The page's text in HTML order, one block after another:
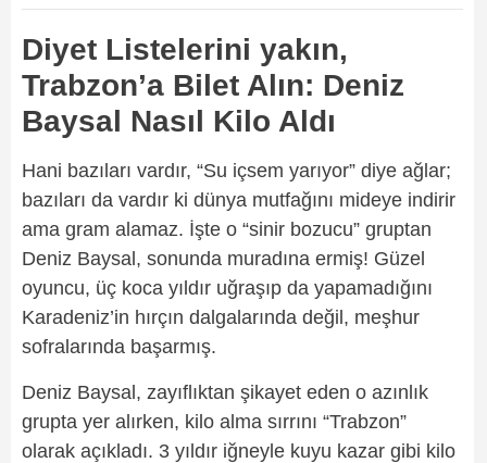
Diyet Listelerini yakın,
Trabzon’a Bilet Alın: Deniz
Baysal Nasıl Kilo Aldı
Hani bazıları vardır, “Su içsem yarıyor” diye ağlar;
bazıları da vardır ki dünya mutfağını mideye indirir
ama gram alamaz. İşte o “sinir bozucu” gruptan
Deniz Baysal, sonunda muradına ermiş! Güzel
oyuncu, üç koca yıldır uğraşıp da yapamadığını
Karadeniz’in hırçın dalgalarında değil, meşhur
sofralarında başarmış.
Deniz Baysal, zayıflıktan şikayet eden o azınlık
grupta yer alırken, kilo alma sırrını “Trabzon”
olarak açıkladı. 3 yıldır iğneyle kuyu kazar gibi kilo